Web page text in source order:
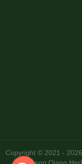
Copyright © 2021 -